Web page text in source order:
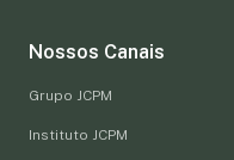
Nossos Canais
Grupo JCPM
Instituto JCPM